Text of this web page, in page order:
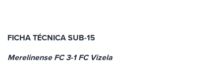
FICHA TÉCNICA SUB-15
Merelinense FC 3-1 FC Vizela